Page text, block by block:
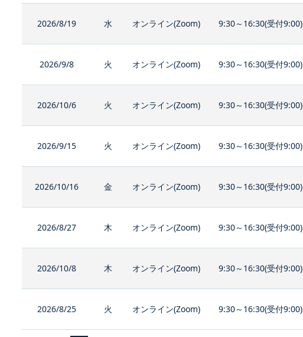
2026/8/19 水 オンライン(Zoom) 9:30～16:30(受付9:00)
2026/9/8 火 オンライン(Zoom) 9:30～16:30(受付9:00)
2026/10/6 火 オンライン(Zoom) 9:30～16:30(受付9:00)
2026/9/15 火 オンライン(Zoom) 9:30～16:30(受付9:00)
2026/10/16 金 オンライン(Zoom) 9:30～16:30(受付9:00)
2026/8/27 木 オンライン(Zoom) 9:30～16:30(受付9:00)
2026/10/8 木 オンライン(Zoom) 9:30～16:30(受付9:00)
2026/8/25 火 オンライン(Zoom) 9:30～16:30(受付9:00)